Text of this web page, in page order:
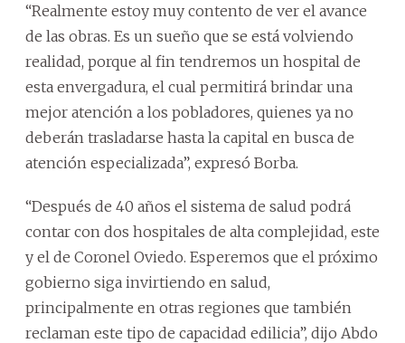
“Realmente estoy muy contento de ver el avance
de las obras. Es un sueño que se está volviendo
realidad, porque al fin tendremos un hospital de
esta envergadura, el cual permitirá brindar una
mejor atención a los pobladores, quienes ya no
deberán trasladarse hasta la capital en busca de
atención especializada”, expresó Borba.
“Después de 40 años el sistema de salud podrá
contar con dos hospitales de alta complejidad, este
y el de Coronel Oviedo. Esperemos que el próximo
gobierno siga invirtiendo en salud,
principalmente en otras regiones que también
reclaman este tipo de capacidad edilicia”, dijo Abdo